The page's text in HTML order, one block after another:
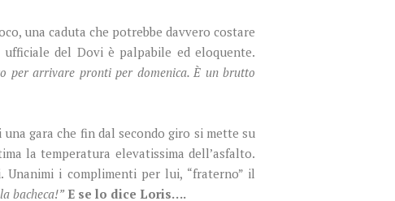
una caduta che potrebbe davvero costare
ufficiale del Dovi è palpabile ed eloquente.
per arrivare pronti per domenica. È un brutto
gara che fin dal secondo giro si mette su
la temperatura elevatissima dell’asfalto.
Unanimi i complimenti per lui, “fraterno” il
bacheca!” E se lo dice Loris….